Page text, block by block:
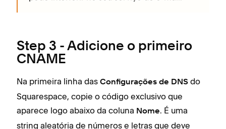
Step 3 - Adicione o primeiro
CNAME
Na primeira linha das Configurações de DNS do
Squarespace, copie o código exclusivo que
aparece logo abaixo da coluna Nome. É uma
string aleatória de números e letras que deve